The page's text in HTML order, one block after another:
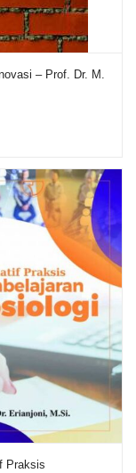
– Prof. Dr. M.
Praksis